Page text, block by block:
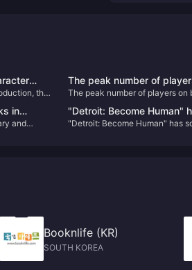
the
The peak number of
is about 500,000, and it
Steam history recently.
The peak number of players
in
and
"Detroit: Become Human"
"Detroit: Become Human" has
Booknlife (KR)
SOUTH KOREA